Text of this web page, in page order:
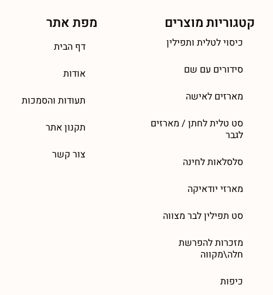
קטגוריות מוצרים
כיסוי לטלית ותפילין
סידורים עם שם
מארזים לאישה
סט טלית לחתן / מארזים
לגבר
סלסלאות לחינה
מארזי יודאיקה
סט תפילין לבר מצווה
מזכרות להפרשת
חלה\מקווה
כיפות
מפת אתר
דף הבית
אודות
תעודות והסמכות
תקנון אתר
צור קשר